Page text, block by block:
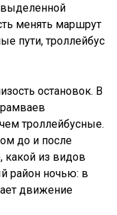
выделенной
менять маршрут
пути, троллейбус
остановок. В
троллейбусные.
до и после
какой из видов
район ночью: в
движение